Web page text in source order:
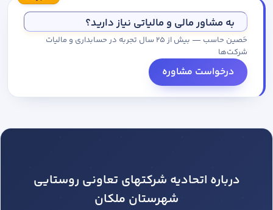
به مشاور مالی و مالیاتی نیاز دارید؟
حَصین حاسب — بیش از ۲۵ سال تجربه در حسابداری و مالیات
شرکت‌ها
درخواست مشاوره
درباره اتحادیه شرکتهای تعاونی روستایی
شهرستان ملکان